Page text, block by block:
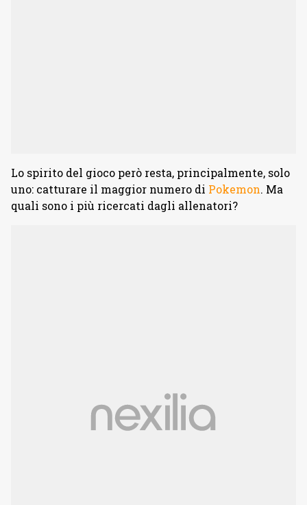
Lo spirito del gioco però resta, principalmente, solo
uno: catturare il maggior numero di Pokemon. Ma
quali sono i più ricercati dagli allenatori?